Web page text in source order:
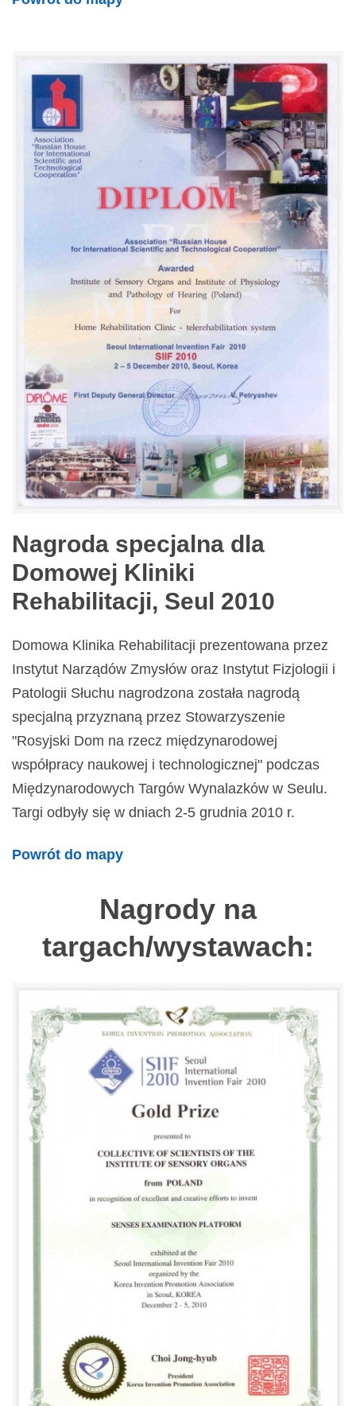
Nagroda specjalna dla
Domowej Kliniki
Rehabilitacji, Seul 2010
Domowa Klinika Rehabilitacji prezentowana przez
Instytut Narządów Zmysłów oraz Instytut Fizjologii i
Patologii Słuchu nagrodzona została nagrodą
specjalną przyznaną przez Stowarzyszenie
"Rosyjski Dom na rzecz międzynarodowej
współpracy naukowej i technologicznej" podczas
Międzynarodowych Targów Wynalazków w Seulu.
Targi odbyły się w dniach 2-5 grudnia 2010 r.
Powrót do mapy
Nagrody na
targach/wystawach: